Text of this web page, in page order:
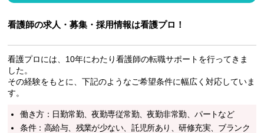
看護師の求人・募集・採用情報は看護プロ！
看護プロには、10年にわたり看護師の転職サポートを行ってきま
した。
その経験をもとに、下記のようなご希望条件に幅広く対応していま
す。
働き方：日勤常勤、夜勤専従常勤、夜勤非常勤、パートなど
条件：高給与、残業が少ない、託児所あり、研修充実、ブランク